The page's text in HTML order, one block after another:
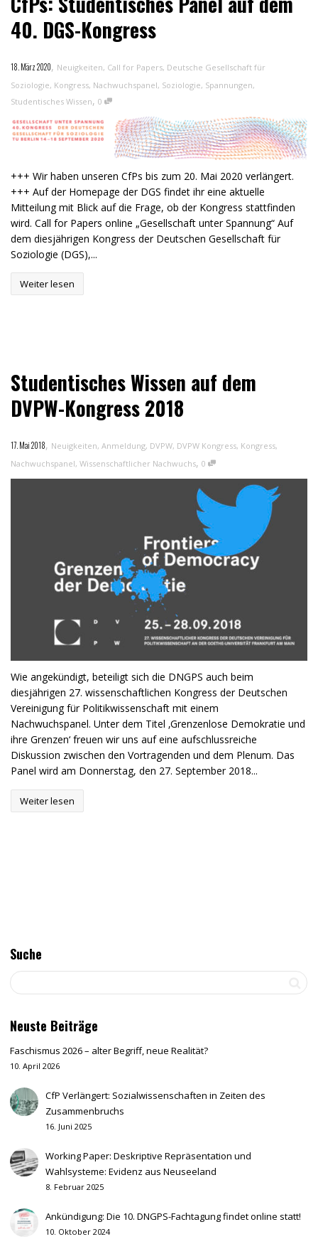
40. DGS-Kongress
18. März 2020, Neuigkeiten, Call for Papers, Deutsche Gesellschaft für
Soziologie, Kongress, Nachwuchspanel, Soziologie, Spannungen,
Studentisches Wissen, 0
+++ Wir haben unseren CfPs bis zum 20. Mai 2020 verlängert.
+++ Auf der Homepage der DGS findet ihr eine aktuelle
Mitteilung mit Blick auf die Frage, ob der Kongress stattfinden
wird. Call for Papers online „Gesellschaft unter Spannung“ Auf
dem diesjährigen Kongress der Deutschen Gesellschaft für
Soziologie (DGS),...
Weiter lesen
Studentisches Wissen auf dem
DVPW-Kongress 2018
17. Mai 2018, Neuigkeiten, Anmeldung, DVPW, DVPW Kongress, Kongress,
Nachwuchspanel, Wissenschaftlicher Nachwuchs, 0
Wie angekündigt, beteiligt sich die DNGPS auch beim
diesjährigen 27. wissenschaftlichen Kongress der Deutschen
Vereinigung für Politikwissenschaft mit einem
Nachwuchspanel. Unter dem Titel ‚Grenzenlose Demokratie und
ihre Grenzen‘ freuen wir uns auf eine aufschlussreiche
Diskussion zwischen den Vortragenden und dem Plenum. Das
Panel wird am Donnerstag, den 27. September 2018...
Weiter lesen
Suche
Neuste Beiträge
Faschismus 2026 – alter Begriff, neue Realität?
10. April 2026
CfP Verlängert: Sozialwissenschaften in Zeiten des
Zusammenbruchs
16. Juni 2025
Working Paper: Deskriptive Repräsentation und
Wahlsysteme: Evidenz aus Neuseeland
8. Februar 2025
Ankündigung: Die 10. DNGPS-Fachtagung findet online statt!
10. Oktober 2024